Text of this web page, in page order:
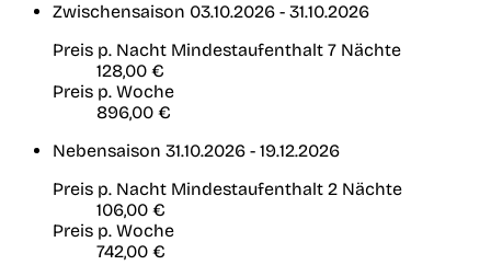
Zwischensaison 03.10.2026 - 31.10.2026
Preis p. Nacht Mindestaufenthalt 7 Nächte
128,00 €
Preis p. Woche
896,00 €
Nebensaison 31.10.2026 - 19.12.2026
Preis p. Nacht Mindestaufenthalt 2 Nächte
106,00 €
Preis p. Woche
742,00 €